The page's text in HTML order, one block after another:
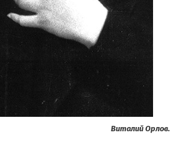
Виталий Орлов.